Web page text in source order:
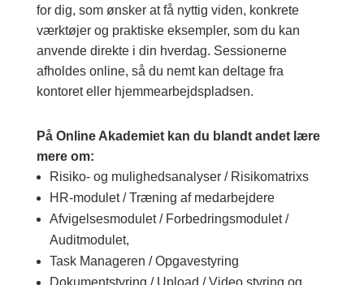
for dig, som ønsker at få nyttig viden, konkrete
værktøjer og praktiske eksempler, som du kan
anvende direkte i din hverdag. Sessionerne
afholdes online, så du nemt kan deltage fra
kontoret eller hjemmearbejdspladsen.
På Online Akademiet kan du blandt andet lære
mere om:
Risiko- og mulighedsanalyser / Risikomatrixs
HR-modulet / Træning af medarbejdere
Afvigelsesmodulet / Forbedringsmodulet /
Auditmodulet,
Task Manageren / Opgavestyring
Dokumentstyring / Upload / Video styring og